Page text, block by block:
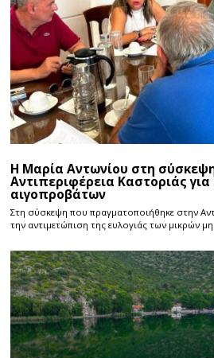
Η Μαρία Αντωνίου στη
Αντιπεριφέρεια Καστοριάς
αιγοπροβάτων
Στη σύσκεψη που πραγματοποιήθηκε στην
την αντιμετώπιση της ευλογιάς των μικρών